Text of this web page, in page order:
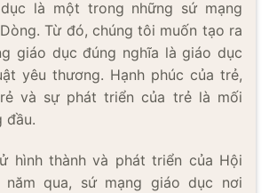
là một trong những sứ mạng
Từ đó, chúng tôi muốn tạo ra
giáo dục đúng nghĩa là giáo dục
yêu thương. Hạnh phúc của trẻ,
và sự phát triển của trẻ là mối
đầu.
hình thành và phát triển của Hội
qua, sứ mạng giáo dục nơi